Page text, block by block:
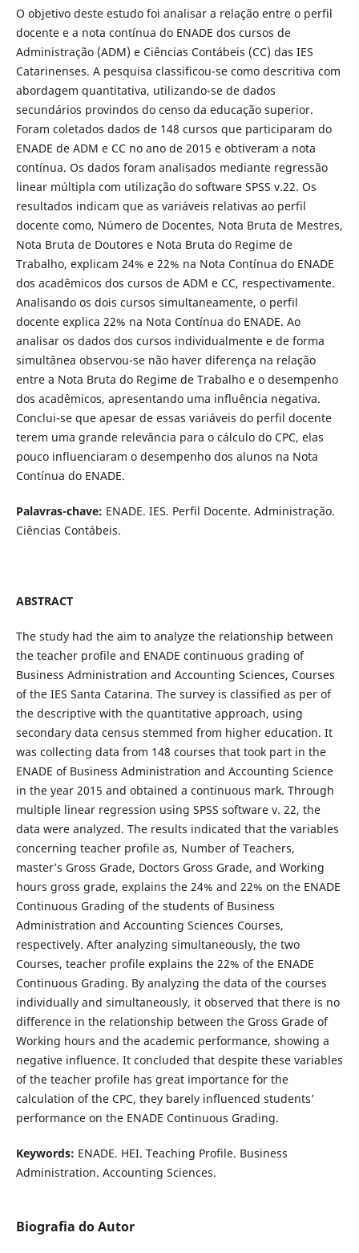
O objetivo deste estudo foi analisar a relação entre o perfil
docente e a nota contínua do ENADE dos cursos de
Administração (ADM) e Ciências Contábeis (CC) das IES
Catarinenses. A pesquisa classificou-se como descritiva com
abordagem quantitativa, utilizando-se de dados
secundários provindos do censo da educação superior.
Foram coletados dados de 148 cursos que participaram do
ENADE de ADM e CC no ano de 2015 e obtiveram a nota
contínua. Os dados foram analisados mediante regressão
linear múltipla com utilização do software SPSS v.22. Os
resultados indicam que as variáveis relativas ao perfil
docente como, Número de Docentes, Nota Bruta de Mestres,
Nota Bruta de Doutores e Nota Bruta do Regime de
Trabalho, explicam 24% e 22% na Nota Contínua do ENADE
dos acadêmicos dos cursos de ADM e CC, respectivamente.
Analisando os dois cursos simultaneamente, o perfil
docente explica 22% na Nota Contínua do ENADE. Ao
analisar os dados dos cursos individualmente e de forma
simultânea observou-se não haver diferença na relação
entre a Nota Bruta do Regime de Trabalho e o desempenho
dos acadêmicos, apresentando uma influência negativa.
Conclui-se que apesar de essas variáveis do perfil docente
terem uma grande relevância para o cálculo do CPC, elas
pouco influenciaram o desempenho dos alunos na Nota
Contínua do ENADE.
Palavras-chave: ENADE. IES. Perfil Docente. Administração.
Ciências Contábeis.
ABSTRACT
The study had the aim to analyze the relationship between
the teacher profile and ENADE continuous grading of
Business Administration and Accounting Sciences, Courses
of the IES Santa Catarina. The survey is classified as per of
the descriptive with the quantitative approach, using
secondary data census stemmed from higher education. It
was collecting data from 148 courses that took part in the
ENADE of Business Administration and Accounting Science
in the year 2015 and obtained a continuous mark. Through
multiple linear regression using SPSS software v. 22, the
data were analyzed. The results indicated that the variables
concerning teacher profile as, Number of Teachers,
master’s Gross Grade, Doctors Gross Grade, and Working
hours gross grade, explains the 24% and 22% on the ENADE
Continuous Grading of the students of Business
Administration and Accounting Sciences Courses,
respectively. After analyzing simultaneously, the two
Courses, teacher profile explains the 22% of the ENADE
Continuous Grading. By analyzing the data of the courses
individually and simultaneously, it observed that there is no
difference in the relationship between the Gross Grade of
Working hours and the academic performance, showing a
negative influence. It concluded that despite these variables
of the teacher profile has great importance for the
calculation of the CPC, they barely influenced students’
performance on the ENADE Continuous Grading.
Keywords: ENADE. HEI. Teaching Profile. Business
Administration. Accounting Sciences.
Biografia do Autor